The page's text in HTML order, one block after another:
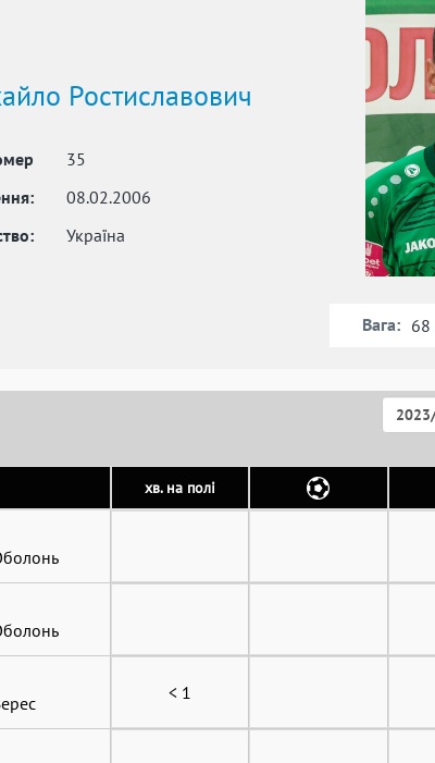
Ростиславович
35
08.02.2006
Україна
Вага: 68
хв. на полі
< 1